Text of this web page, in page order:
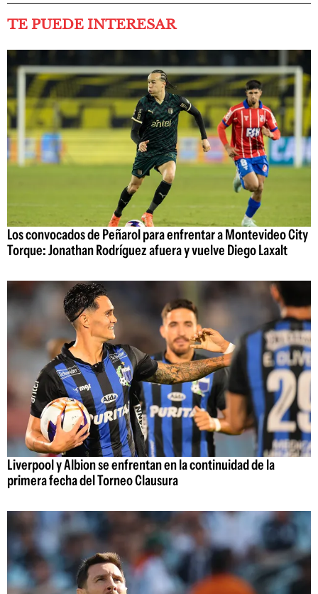
TE PUEDE INTERESAR
Los convocados de Peñarol para enfrentar a Montevideo City
Torque: Jonathan Rodríguez afuera y vuelve Diego Laxalt
Liverpool y Albion se enfrentan en la continuidad de la
primera fecha del Torneo Clausura